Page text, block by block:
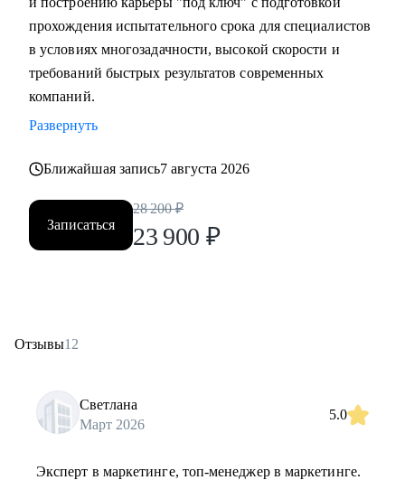
прохождения испытательного срока для специалистов
в условиях многозадачности, высокой скорости и
требований быстрых результатов современных
компаний.
Развернуть
Ближайшая запись7 августа 2026
Записаться
28 200 ₽
23 900 ₽
Отзывы12
Светлана
Март 2026
5.0
Эксперт в маркетинге, топ-менеджер в маркетинге.